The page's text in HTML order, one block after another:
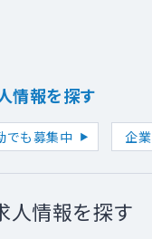
情報を探す
でも募集中 企業
人情報を探す